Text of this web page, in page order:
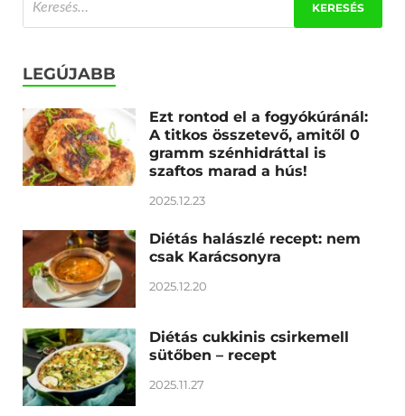
LEGÚJABB
Ezt rontod el a fogyókúránál:
A titkos összetevő, amitől 0
gramm szénhidráttal is
szaftos marad a hús!
2025.12.23
Diétás halászlé recept: nem
csak Karácsonyra
2025.12.20
Diétás cukkinis csirkemell
sütőben – recept
2025.11.27